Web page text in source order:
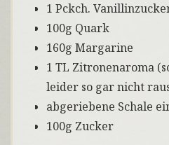
1 Pckch.
100g Quark
160g Margarine
1 TL Zitronenaroma
leider so gar nicht
abgeriebene Schale
100g Zucker